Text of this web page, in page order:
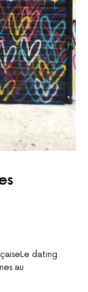
dating
au